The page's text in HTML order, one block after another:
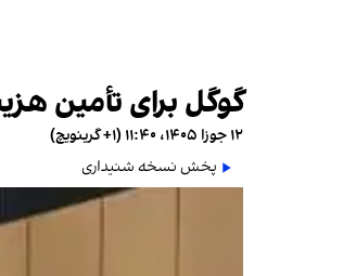
گوگل برای تأمین
۱۲ جوزا ۱۴۰۵، ۱۱:۴۰ (‎+۱ گرینویچ)
پخش نسخه شنیداری